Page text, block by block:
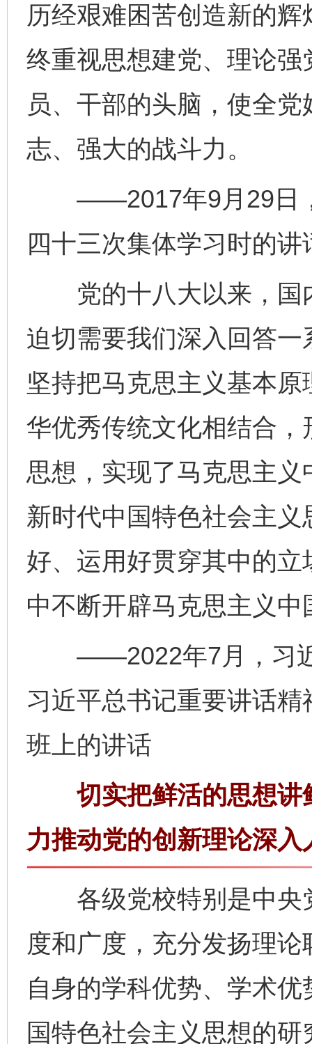
历经艰难困苦创造新的
终重视思想建党、理论
员、干部的头脑，使全
志、强大的战斗力。
——2017年9月29日，
四十三次集体学习时的讲
党的十八大以来，国
迫切需要我们深入回答
坚持把马克思主义基本
华优秀传统文化相结合
思想，实现了马克思主
新时代中国特色社会主
好、运用好贯穿其中的
中不断开辟马克思主义
——2022年7月，习近
习近平总书记重要讲话
班上的讲话
切实把鲜活的思想讲
力推动党的创新理论深入
各级党校特别是中央
度和广度，充分发扬理
自身的学科优势、学术
国特色社会主义思想的